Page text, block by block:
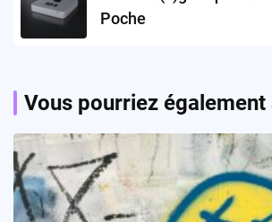
Poche
Vous pourriez également